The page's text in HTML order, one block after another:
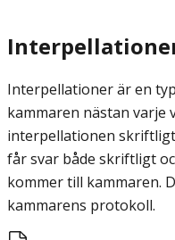
Interpellationer är en
kammaren nästan varje
interpellationen
får svar både skriftligt
kommer till kammaren.
kammarens protokoll.